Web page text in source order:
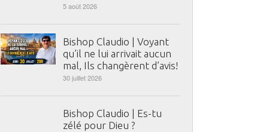
5 août 2026
Bishop Claudio | Voyant
qu’il ne lui arrivait aucun
mal, Ils changèrent d’avis!
30 juillet 2026
Bishop Claudio | Es-tu
zélé pour Dieu ?